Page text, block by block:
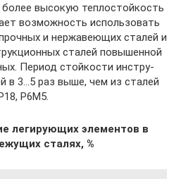
высокую теплостойкость
возможность использовать
и нержавеющих сталей и
сталей повышен­ной
Период стойкости инстру­
в 3…5 раз выше, чем из сталей
Р6М5.
легирующих элементов в
сталях, %